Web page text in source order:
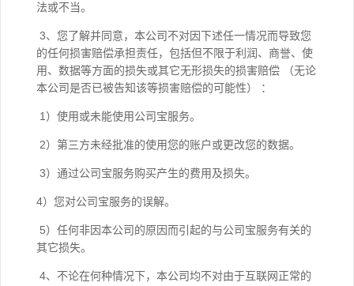
法或不当。
3、您了解并同意，本公司不对因下述任一情况而导致您
的任何损害赔偿承担责任，包括但不限于利润、商誉、使
用、数据等方面的损失或其它无形损失的损害赔偿 （无论
本公司是否已被告知该等损害赔偿的可能性） ：
1）使用或未能使用公司宝服务。
2）第三方未经批准的使用您的账户或更改您的数据。
3）通过公司宝服务购买产生的费用及损失。
4）您对公司宝服务的误解。
5）任何非因本公司的原因而引起的与公司宝服务有关的
其它损失。
4、不论在何种情况下，本公司均不对由于互联网正常的